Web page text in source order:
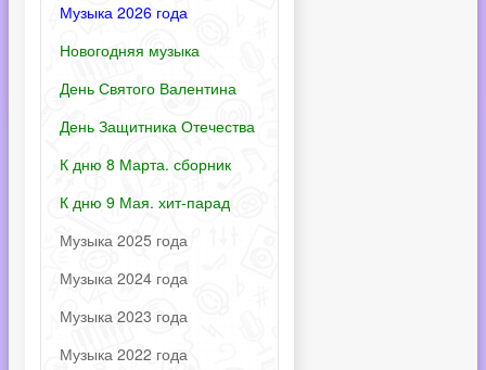
Музыка 2026 года
Новогодняя музыка
День Святого Валентина
День Защитника Отечества
К дню 8 Марта. сборник
К дню 9 Мая. хит-парад
Музыка 2025 года
Музыка 2024 года
Музыка 2023 года
Музыка 2022 года